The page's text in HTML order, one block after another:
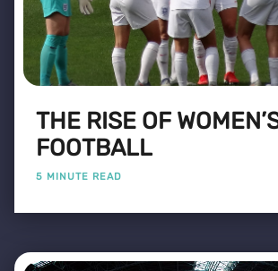
THE RISE OF
FOOTBALL
5 MINUTE READ